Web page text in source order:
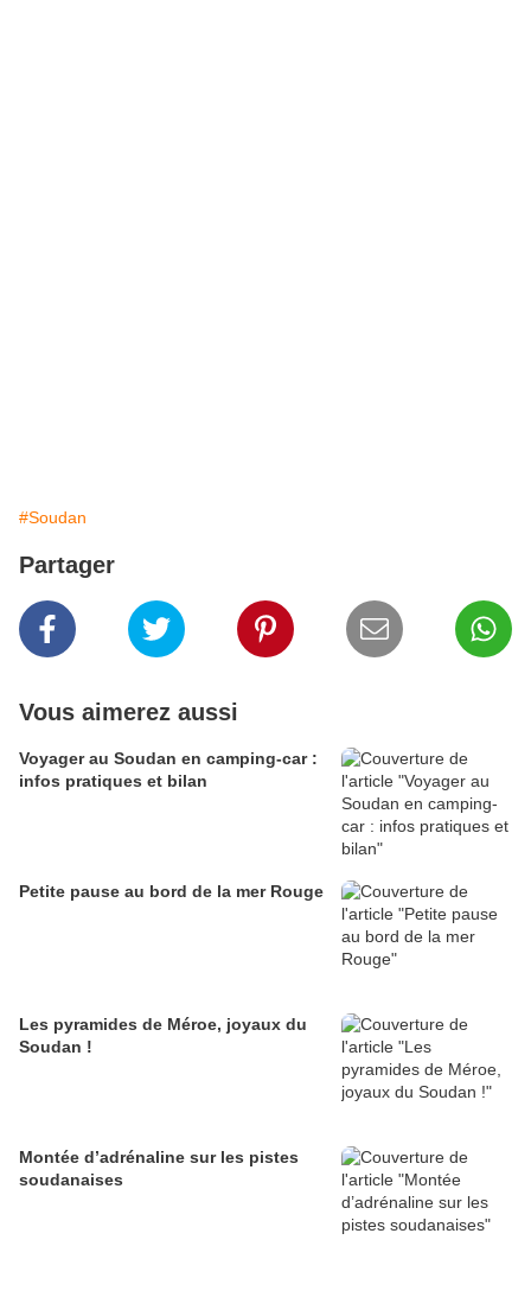
#Soudan
Partager
Vous aimerez aussi
Voyager au Soudan en camping-car :
infos pratiques et bilan
Petite pause au bord de la mer Rouge
Les pyramides de Méroe, joyaux du
Soudan !
Montée d’adrénaline sur les pistes
soudanaises